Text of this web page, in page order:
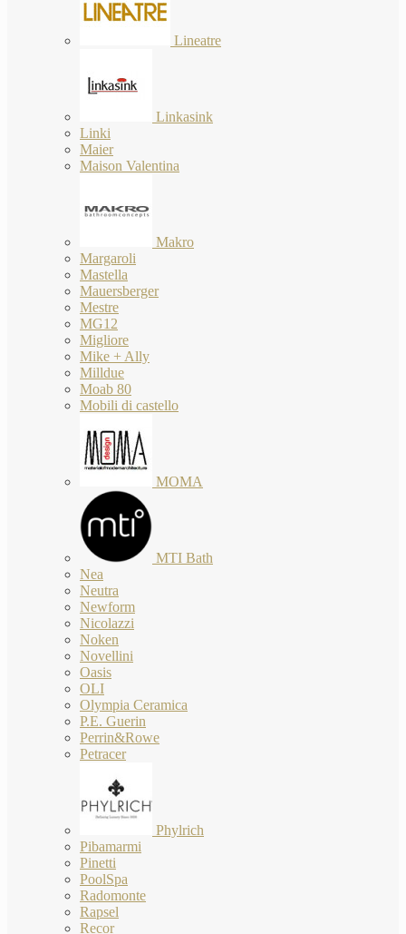
Lineatre
Linkasink
Linki
Maier
Maison Valentina
Makro
Margaroli
Mastella
Mauersberger
Mestre
MG12
Migliore
Mike + Ally
Milldue
Moab 80
Mobili di castello
MOMA
MTI Bath
Nea
Neutra
Newform
Nicolazzi
Noken
Novellini
Oasis
OLI
Olympia Ceramica
P.E. Guerin
Perrin&Rowe
Petracer
Phylrich
Pibamarmi
Pinetti
PoolSpa
Radomonte
Rapsel
Recor